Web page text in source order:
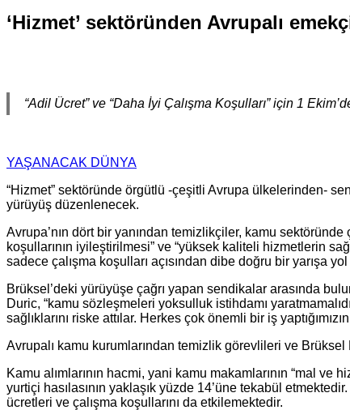
‘Hizmet’ sektöründen Avrupalı
“Adil Ücret” ve “Daha İyi Çalışma Koşulları” için 1
YAŞANACAK DÜNYA
“Hizmet” sektöründe örgütlü -çeşitli Avrupa ülkelerinden-
yürüyüş düzenlenecek.
Avrupa’nın dört bir yanından temizlikçiler, kamu
koşullarının iyileştirilmesi” ve “yüksek kaliteli hizmetlerin
sadece çalışma koşulları açısından dibe doğru bir yarışa
Brüksel’deki yürüyüşe çağrı yapan sendikalar arasında
Duric, “kamu sözleşmeleri yoksulluk istihdamı
sağlıklarını riske attılar. Herkes çok önemli bir iş
Avrupalı kamu kurumlarından temizlik görevlileri ve
Kamu alımlarının hacmi, yani kamu makamlarının “mal
yurtiçi hasılasının yaklaşık yüzde 14’üne tekabül
ücretleri ve çalışma koşullarını da etkilemektedir.